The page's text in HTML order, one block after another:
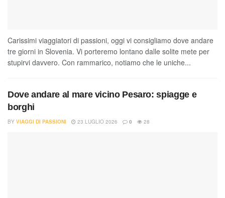
Carissimi viaggiatori di passioni, oggi vi consigliamo dove andare
tre giorni in Slovenia. Vi porteremo lontano dalle solite mete per
stupirvi davvero. Con rammarico, notiamo che le uniche...
Dove andare al mare vicino Pesaro: spiagge e
borghi
BY VIAGGI DI PASSIONI 23 LUGLIO 2026 0 28